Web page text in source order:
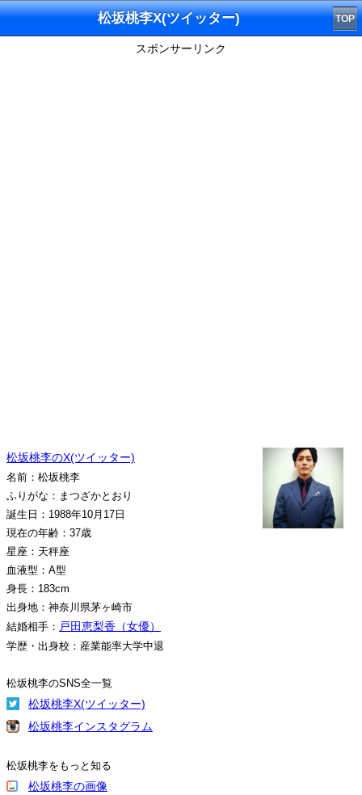
松坂桃李X(ツイッター) TOP
スポンサーリンク
松坂桃李のX(ツイッター)
名前：松坂桃李
ふりがな：まつざかとおり
誕生日：1988年10月17日
現在の年齢：37歳
星座：天秤座
血液型：A型
身長：183cm
出身地：神奈川県茅ヶ崎市
結婚相手： 戸田恵梨香（女優）
学歴・出身校：産業能率大学中退
松坂桃李のSNS全一覧
松坂桃李X(ツイッター)
松坂桃李インスタグラム
松坂桃李をもっと知る
松坂桃李の画像